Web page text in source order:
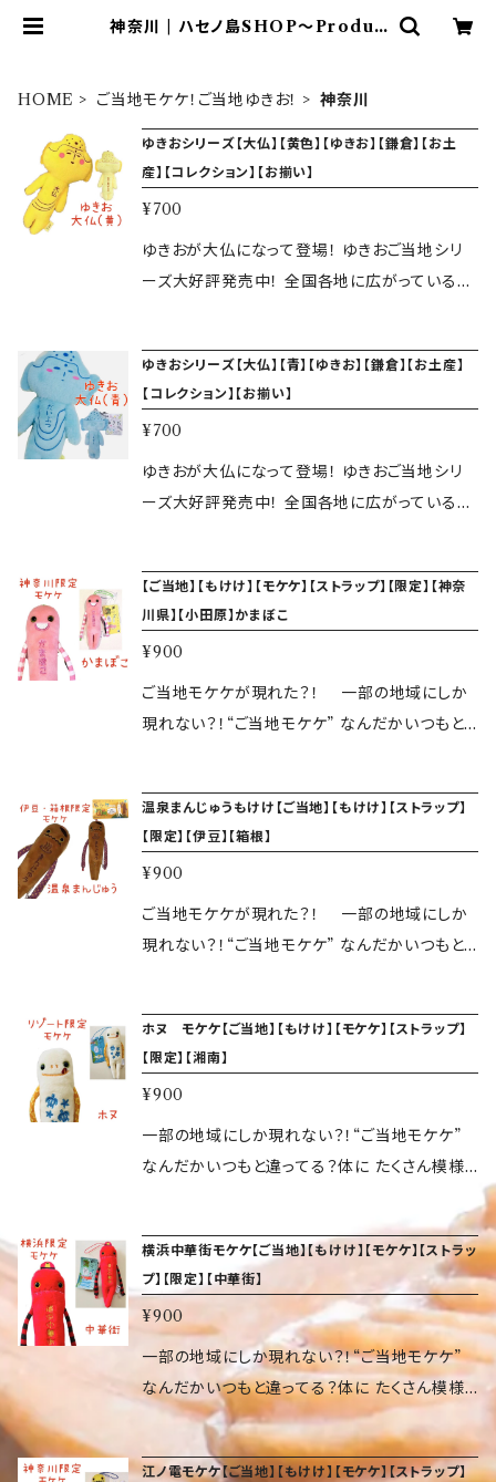
神奈川 | ハセノ島SHOP～Produc
HOME ご当地モケケ！ご当地ゆきお！ 神奈川
ゆきおシリーズ【大仏】【黄色】【ゆきお】【鎌倉】【お土
産】【コレクション】【お揃い】
¥700
ゆきおが大仏になって登場！ ゆきおご当地シリ
ーズ大好評発売中！ 全国各地に広がっている、
ぜひぜひ全種類集めてみてください！ ゆきおの
仲間が全国的に出没中！！ ゆきおシリーズマスコ
ット 本体サイズ W45×H100（ｍｍ） 注意:大
人気商品につき、急遽品切れになる場合がござ
います。 また、弊社実店舗と併売の関係、発送ま
点はお気軽にお問い合わせ下さい。
ゆきおシリーズ【大仏】【青】【ゆきお】【鎌倉】【お土産】
【コレクション】【お揃い】
¥700
ゆきおが大仏になって登場！ ゆきおご当地シリ
ーズ大好評発売中！ 全国各地に広がっている、
ぜひぜひ全種類集めてみてください！ ゆきおの
仲間が全国的に出没中！！ ゆきおシリーズマスコ
ット 本体サイズ W45×H100（ｍｍ） 注意:大
人気商品につき、急遽品切れになる場合がござ
います。 また、弊社実店舗と併売の関係、発送ま
点はお気軽にお問い合わせ下さい。
【ご当地】【もけけ】【モケケ】【ストラップ】【限定】【神奈
川県】【小田原】かまぼこ
¥900
ご当地モケケが現れた？！ 一部の地域にしか
現れない？！“ご当地モケケ” なんだかいつもと
ので、いろいろなところに付けられます。 気づく
と、日本中でぞくぞく増殖しているかもしれませ
ん…。 サイズ（約 高14×幅5×奥2cm） 重量 9.07
g 素材 ポリエステル、ポリスチレン、アクリル、
ゴム
温泉まんじゅうもけけ【ご当地】【もけけ】【ストラップ】
【限定】【伊豆】【箱根】
¥900
ご当地モケケが現れた？！ 一部の地域にしか
現れない？！“ご当地モケケ” なんだかいつもと
ので、いろいろなところに付けられます。 気づく
と、日本中でぞくぞく増殖しているかもしれませ
ん…。 サイズ（約 高14×幅5×奥2cm） 重量 9.07
g 素材 ポリエステル、ポリスチレン、アクリル、
ゴム
ホヌ モケケ【ご当地】【もけけ】【モケケ】【ストラップ】
【限定】【湘南】
¥900
一部の地域にしか現れない？！“ご当地モケケ”
なんだかいつもと違ってる？体に たくさん模様
ゴムが付いているので、いろいろなところに付け
られます。 気づくと、日本中でぞくぞく増殖して
いるかもしれません…。 サイズ（約 高14×幅5×奥
2cm）
横浜中華街モケケ【ご当地】【もけけ】【モケケ】【ストラッ
プ】【限定】【中華街】
¥900
一部の地域にしか現れない？！“ご当地モケケ”
なんだかいつもと違ってる？体に たくさん模様
が入って、へんてこ具合が増し増しです。 頭には
ゴムが付いているので、いろいろなところに付け
江ノ電モケケ【ご当地】【もけけ】【モケケ】【ストラップ】